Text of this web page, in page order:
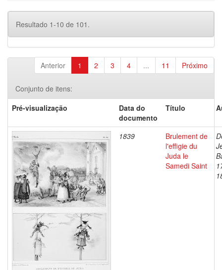
Resultado 1-10 de 101.
Anterior 1 2 3 4 ... 11 Próximo
Conjunto de itens:
Pré-visualização
Data do
documento
Título
1839
Brulement de
l'effigie du
Juda le
Samedi Saint